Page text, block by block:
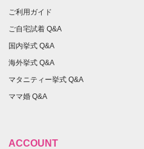
ご利用ガイド
ご自宅試着 Q&A
国内挙式 Q&A
海外挙式 Q&A
マタニティー挙式 Q&A
ママ婚 Q&A
ACCOUNT